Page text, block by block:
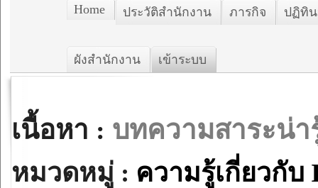
Home ประวัติสำนักงาน ภารกิจ ปฏิทิ
ผังสำนักงาน เข้าระบบ
เนื้อหา : บทความสาระน่า
หมวดหมู่ : ความรู้เกี่ยวกับ